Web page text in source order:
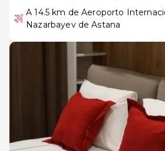
A 14.5 km de Aeroporto
Nazarbayev de Astana